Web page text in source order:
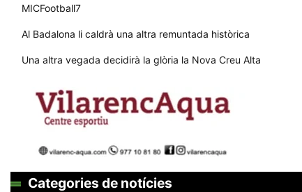
MICFootball7
Al Badalona li caldrà una altra remuntada històrica
Una altra vegada decidirà la glòria la Nova Creu Alta
Categories de notícies